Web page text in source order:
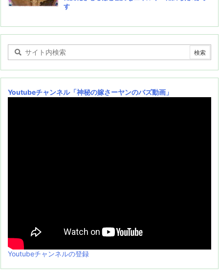
す
Youtubeチャンネル「神秘の嫁さーヤンのバズ動画」
Youtubeチャンネルの登録